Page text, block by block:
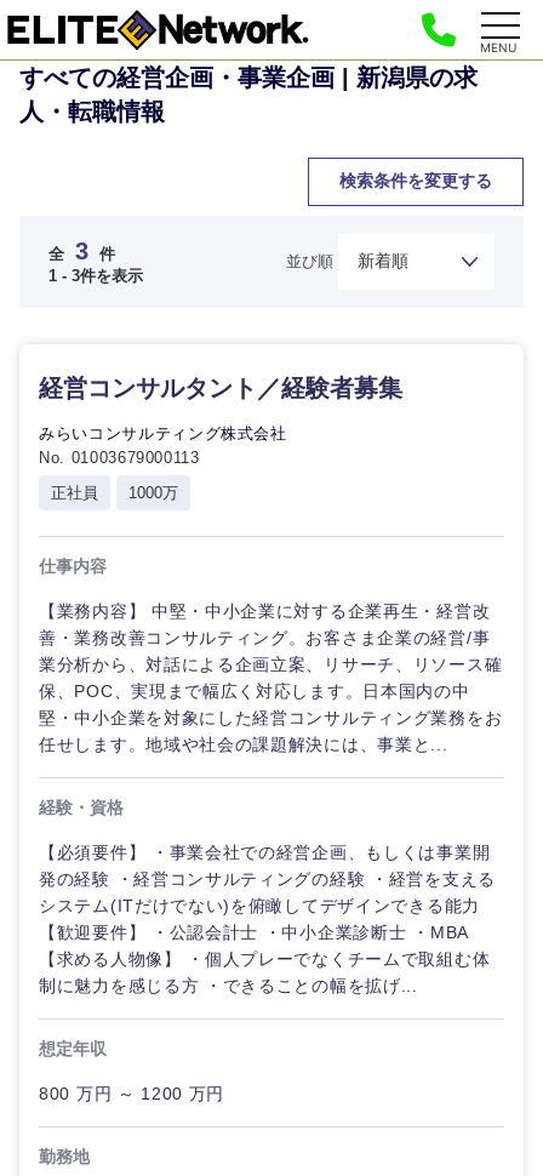
MENU
すべての経営企画・事業企画 | 新潟県の求
人・転職情報
検索条件を変更する
経
企
事
業
企
画
経営ボー
ド
管理
SCM
人事
マーケテ
ィング
営業
ティブ
事業管理
新規事業企画・立上げ
M&A・事業投資
政策渉外
その他企画業務
経営企画・事業企画
管理
SCM
人事
マーケティング
営業
サービス
クリエイティブ
コンサルタント
専門職
商社・卸
電気・電子・半導体
素材・化学・金属
食品・化粧品・アパレル・消費財
メディカル・ヘルスケア・ライフサイエンス
金融
倉庫・運輸・物流
北海道・東北地方
宮城県 山形県
福島県
関東地方
茨城県
群馬県 埼玉県
ご希望条件を入力ください
推奨年齢
40代 50代
フリーワード
こだわり条件を入力ください
急募 第二新卒
上場企業
スタートアップ企
業
全 3 件
1 - 3件を表示
並び順
経営コンサルタント／経験者募集
みらいコンサルティング株式会社
No. 01003679000113
正社員
1000万
仕事内容
【業務内容】 中堅・中小企業に対する企業再生・経営改
善・業務改善コンサルティング。お客さま企業の経営/事
業分析から、対話による企画立案、リサーチ、リソース確
保、POC、実現まで幅広く対応します。日本国内の中
堅・中小企業を対象にした経営コンサルティング業務をお
任せします。地域や社会の課題解決には、事業と...
経験・資格
【必須要件】 ・事業会社での経営企画、もしくは事業開
発の経験 ・経営コンサルティングの経験 ・経営を支える
システム(ITだけでない)を俯瞰してデザインできる能力
【歓迎要件】 ・公認会計士 ・中小企業診断士 ・MBA
【求める人物像】 ・個人プレーでなくチームで取組む体
制に魅力を感じる方 ・できることの幅を拡げ...
想定年収
800 万円 ～ 1200 万円
勤務地